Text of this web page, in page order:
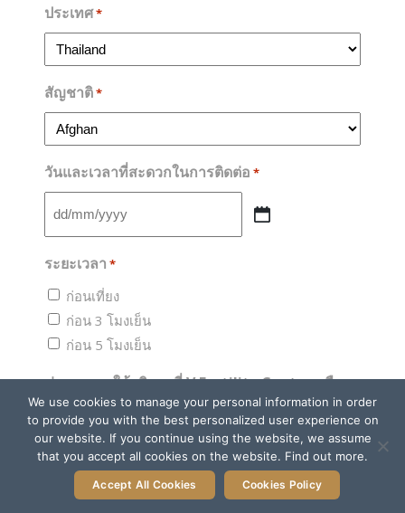
ประเทศ*
สัญชาติ*
วันและเวลาที่สะดวกในการติดต่อ *
DD
MM
slash
YYYY
ระยะเวลา *
ก่อนเที่ยง
ก่อน 3 โมงเย็น
ก่อน 5 โมงเย็น
ท่านเคยมาใช้บริการที่ V Fertility Center หรือ
ไม่? *
เคย
ไม่เคย
คุณอยู่จังหวัดอะไร*
We use cookies to manage your personal information in order
to provide you with the best personalized user experience on
our website. If you continue using the website, we assume
that you accept all cookies on the website. Find out more.
Accept All Cookies Cookies Policy